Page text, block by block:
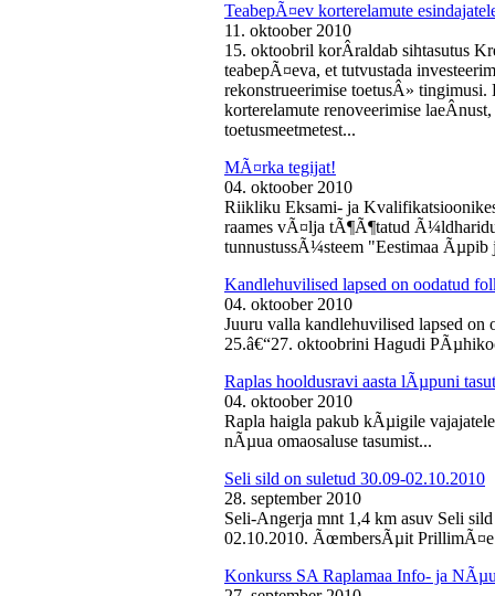
TeabepÃ¤ev korterelamute
11. oktoober 2010
15. oktoobril korÂ­raldab sihtasutus
teabepÃ¤eva, et tutvustada
rekonstrueerimise toetusÂ»
korterelamute renoveerimise
toetusmeetmetest...
MÃ¤rka tegijat!
04. oktoober 2010
Riikliku Eksami- ja
raames vÃ¤lja tÃ¶Ã¶tatud
tunnustussÃ¼steem "Eestimaa
Kandlehuvilised lapsed on oodatud
04. oktoober 2010
Juuru valla kandlehuvilised lapsed
25.â€“27. oktoobrini Hagudi
Raplas hooldusravi aasta lÃµpuni
04. oktoober 2010
Rapla haigla pakub kÃµigile
nÃµua omaosaluse tasumist...
Seli sild on suletud 30.09-02.10.2010
28. september 2010
Seli-Angerja mnt 1,4 km asuv Seli
02.10.2010. ÃœmbersÃµit
Konkurss SA Raplamaa Info- ja